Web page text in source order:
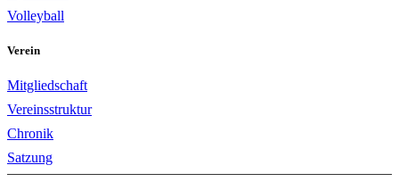
Volleyball
Verein
Mitgliedschaft
Vereinsstruktur
Chronik
Satzung